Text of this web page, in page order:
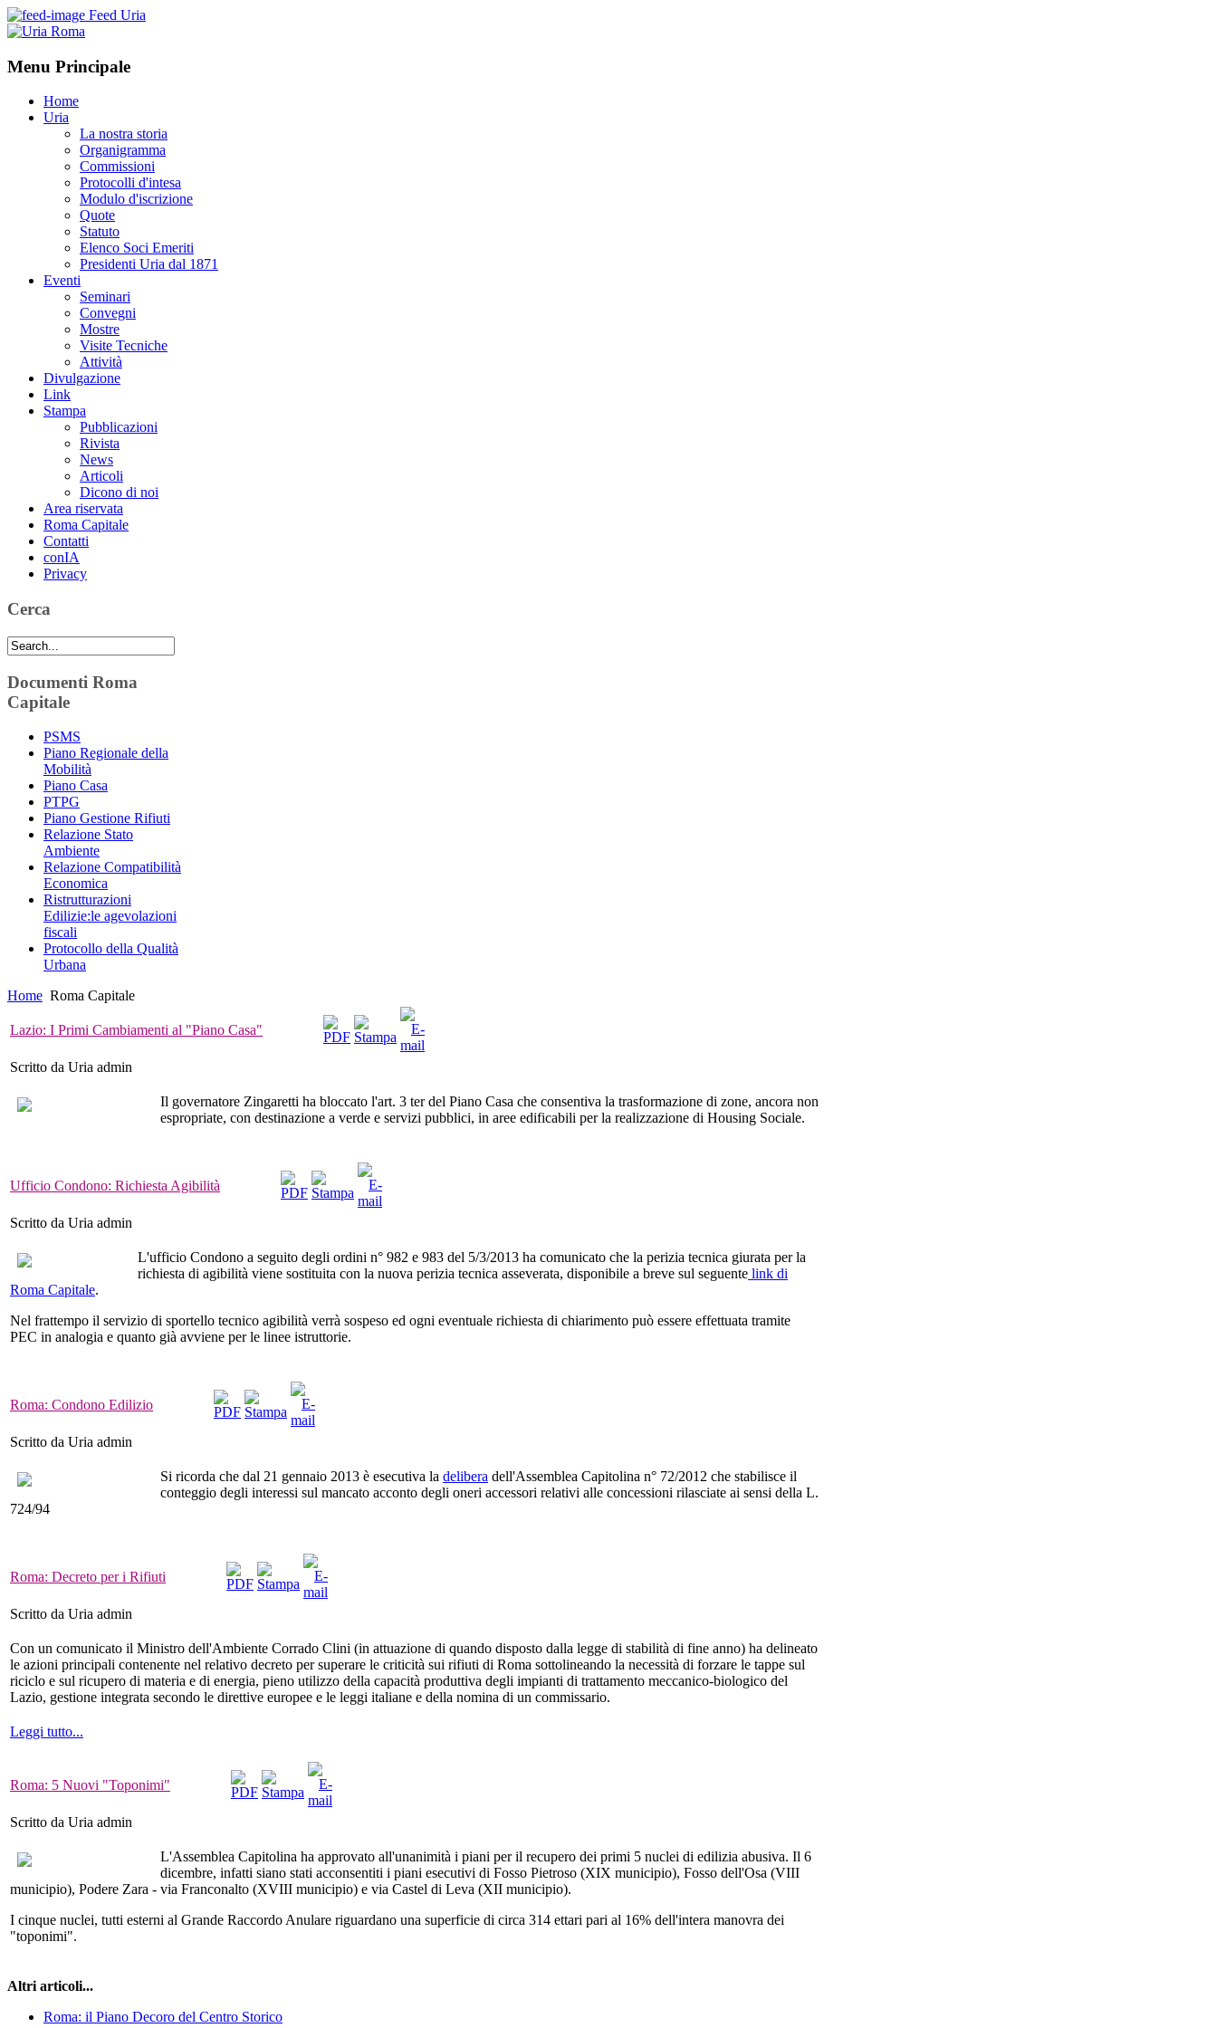
Feed Uria
Menu Principale
Home
Uria
La nostra storia
Organigramma
Commissioni
Protocolli d'intesa
Modulo d'iscrizione
Quote
Statuto
Elenco Soci Emeriti
Presidenti Uria dal 1871
Eventi
Seminari
Convegni
Mostre
Visite Tecniche
Attività
Divulgazione
Link
Stampa
Pubblicazioni
Rivista
News
Articoli
Dicono di noi
Area riservata
Roma Capitale
Contatti
conIA
Privacy
Cerca
Documenti Roma
Capitale
PSMS
Piano Regionale della
Mobilità
Piano Casa
PTPG
Piano Gestione Rifiuti
Relazione Stato
Ambiente
Relazione Compatibilità
Economica
Ristrutturazioni
Edilizie:le agevolazioni
fiscali
Protocollo della Qualità
Urbana
Home Roma Capitale
Lazio: I Primi Cambiamenti al "Piano Casa"
Scritto da Uria admin
Il governatore Zingaretti ha bloccato l'art. 3 ter del Piano Casa che consentiva la trasformazione di zone, ancora non
espropriate, con destinazione a verde e servizi pubblici, in aree edificabili per la realizzazione di Housing Sociale.
Ufficio Condono: Richiesta Agibilità
Scritto da Uria admin
L'ufficio Condono a seguito degli ordini n° 982 e 983 del 5/3/2013 ha comunicato che la perizia tecnica giurata per la
richiesta di agibilità viene sostituita con la nuova perizia tecnica asseverata, disponibile a breve sul seguente link di
Roma Capitale.
Nel frattempo il servizio di sportello tecnico agibilità verrà sospeso ed ogni eventuale richiesta di chiarimento può essere effettuata tramite
PEC in analogia e quanto già avviene per le linee istruttorie.
Roma: Condono Edilizio
Scritto da Uria admin
Si ricorda che dal 21 gennaio 2013 è esecutiva la delibera dell'Assemblea Capitolina n° 72/2012 che stabilisce il
conteggio degli interessi sul mancato acconto degli oneri accessori relativi alle concessioni rilasciate ai sensi della L.
724/94
Roma: Decreto per i Rifiuti
Scritto da Uria admin
Con un comunicato il Ministro dell'Ambiente Corrado Clini (in attuazione di quando disposto dalla legge di stabilità di fine anno) ha delineato
le azioni principali contenente nel relativo decreto per superare le criticità sui rifiuti di Roma sottolineando la necessità di forzare le tappe sul
riciclo e sul ricupero di materia e di energia, pieno utilizzo della capacità produttiva degli impianti di trattamento meccanico-biologico del
Lazio, gestione integrata secondo le direttive europee e le leggi italiane e della nomina di un commissario.
Leggi tutto...
Roma: 5 Nuovi "Toponimi"
Scritto da Uria admin
L'Assemblea Capitolina ha approvato all'unanimità i piani per il recupero dei primi 5 nuclei di edilizia abusiva. Il 6
dicembre, infatti siano stati acconsentiti i piani esecutivi di Fosso Pietroso (XIX municipio), Fosso dell'Osa (VIII
municipio), Podere Zara - via Franconalto (XVIII municipio) e via Castel di Leva (XII municipio).
I cinque nuclei, tutti esterni al Grande Raccordo Anulare riguardano una superficie di circa 314 ettari pari al 16% dell'intera manovra dei
"toponimi".
Altri articoli...
Roma: il Piano Decoro del Centro Storico